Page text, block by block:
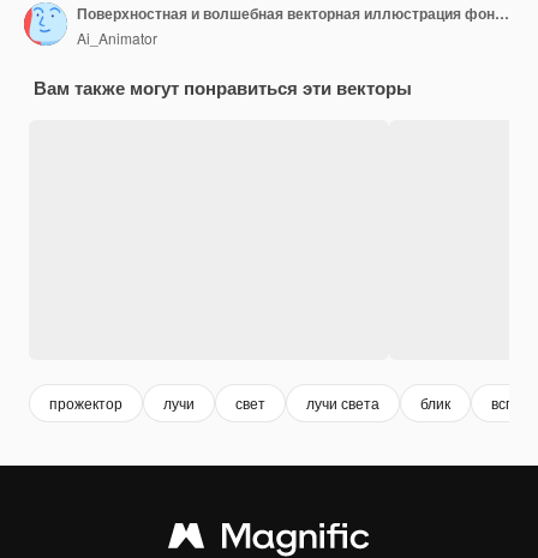
Поверхностная и волшебная векторная иллюстрация фонового изображения
Ai_Animator
Вам также могут понравиться эти векторы
прожектор лучи свет лучи света блик